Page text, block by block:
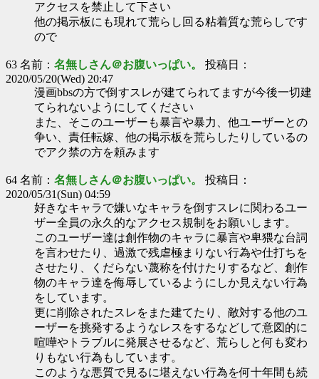
アクセスを禁止して下さい
他の掲示板にも現れて荒らし回る粘着質な荒らしです
ので
63 名前： 名無しさん＠お腹いっぱい。 投稿日：
2020/05/20(Wed) 20:47
漫画bbsの方で倒すスレが建てられてますが今後一切建
てられないようにしてください
また、そこのユーザーも暴言や暴力、他ユーザーとの
争い、責任転嫁、他の掲示板を荒らしたりしているの
でアク禁の方を頼みます
64 名前： 名無しさん＠お腹いっぱい。 投稿日：
2020/05/31(Sun) 04:59
好きなキャラで嫌いなキャラを倒すスレに関わるユー
ザー全員の永久的なアクセス規制をお願いします。
このユーザー達は創作物のキャラに暴言や卑猥な台詞
を言わせたり、過激で残虐極まりない行為や仕打ちを
させたり、くだらない蔑称を付けたりするなど、創作
物のキャラ達を侮辱しているようにしか見えない行為
をしています。
更に削除されたスレをまた建てたり、敵対する他のユ
ーザーを挑発するようなレスをするなどして意図的に
喧嘩やトラブルに発展させるなど、荒らしと何も変わ
りもない行為もしています。
このような悪質で見るに堪えない行為を何十年間も続